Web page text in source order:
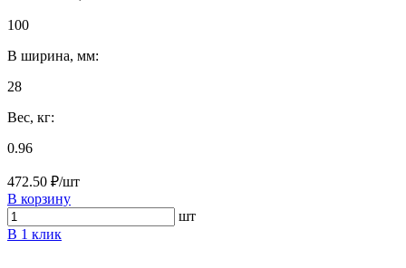
100
B ширина, мм:
28
Вес, кг:
0.96
472.50 ₽/шт
В корзину
шт
В 1 клик